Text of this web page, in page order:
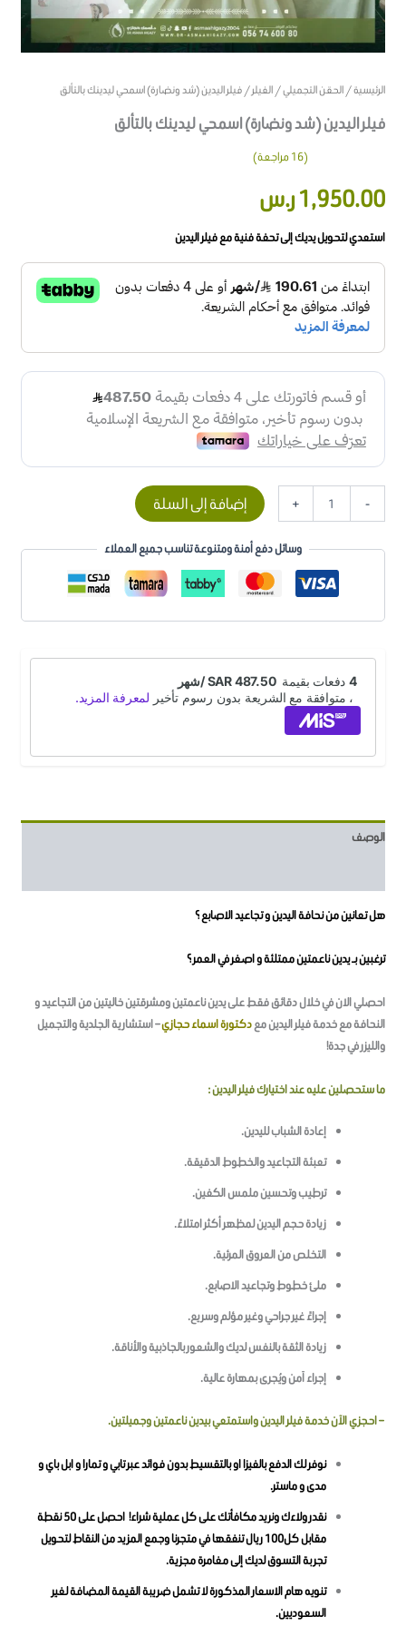
الرئيسية/الحقن التجميلي/الفيلر/ فيلر اليدين (شد ونضارة) اسمحي ليدينك بالتألق
فيلر اليدين (شد ونضارة) اسمحي ليدينك بالتألق
بـ4.13من
5 بناءً على
عميل
(
16مراجعة)
1,950.00ر.س
استعدي لتحويل يديك إلى تحفة فنية مع فيلر اليدين
-
+ إضافة إلى السلة
وسائل دفع أمنة ومتنوعة تناسب جميع العملاء
الوصف
هل تعانين من نحافة اليدين و تجاعيد الاصابع ؟
ترغبين بـ يدين ناعمتين ممتلئة و اصغر في العمر ؟
احصلي الان في خلال دقائق فقط على يدين ناعمتين ومشرقتين خاليتين من التجاعيد و
النحافة مع خدمة فيلر اليدين معدكتورة اسماء حجازي– استشارية الجلدية والتجميل
والليزر في جدة!
ما ستحصلين عليه عند اختيارك فيلر اليدين :
إعادة الشباب لليدين.
تعبئة التجاعيد والخطوط الدقيقة.
ترطيب وتحسين ملمس الكفين.
زيادة حجم اليدين لمظهر أكثر امتلاءً.
التخلص من العروق المرئية.
ملئ خطوط وتجاعيد الاصابع.
إجراءً غير جراحي وغير مؤلم وسريع.
زيادة الثقة بالنفس لديك والشعور بالجاذبية والأناقة.
إجراء آمن ويُجرى بمهارة عالية.
– احجزي الآن خدمة فيلر اليدين واستمتعي بيدين ناعمتين وجميلتين.
نوفر لك الدفع بالفيزا او بالتقسيط بدون فوائد عبر تابي و تمارا و ابل باي و
مدى و ماستر.
نقدر ولاءك ونريد مكافأتك على كل عملية شراء! احصل على 50 نقطة
مقابل كل100 ريال تنفقها في متجرنا وجمع المزيد من النقاط لتحويل
تجربة التسوق لديك إلى مغامرة مجزية.
تنويه هام الاسعار المذكورة لا تشمل ضريبة القيمة المضافة لغير
السعوديين.